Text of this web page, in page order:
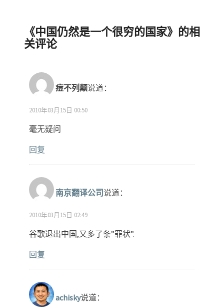
《中国仍然是一个很穷的国家》的相
关评论
痘不列颠说道：
2010年03月15日 00:50
毫无疑问
回复
南京翻译公司说道：
2010年03月15日 02:49
谷歌退出中国,又多了条”罪状”.
回复
achisky说道：